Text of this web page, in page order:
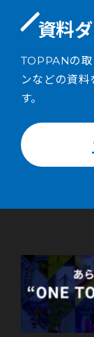
資料
TOPPANの
ンなどの資
す。